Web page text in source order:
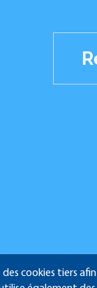
des cookies tiers